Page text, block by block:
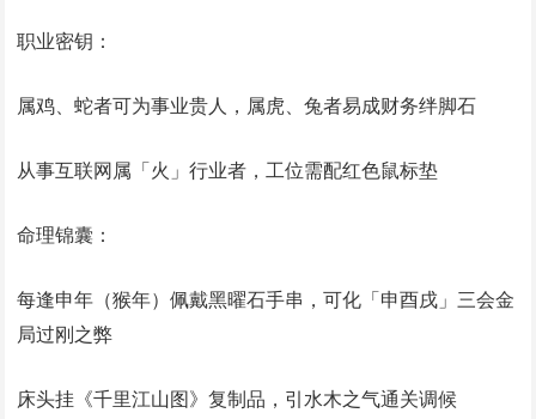
‌职业密钥‌：
属鸡、蛇者可为事业贵人，属虎、兔者易成财务绊脚石
从事互联网属「火」行业者，工位需配红色鼠标垫
‌命理锦囊‌：
每逢申年（猴年）佩戴黑曜石手串，可化「申酉戌」三会金
局过刚之弊
床头挂《千里江山图》复制品，引水木之气通关调候